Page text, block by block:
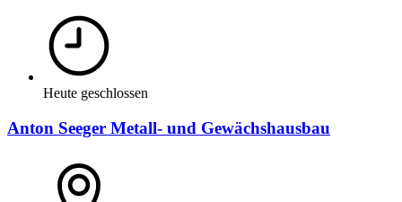
Heute geschlossen
Anton Seeger Metall- und Gewächshausbau